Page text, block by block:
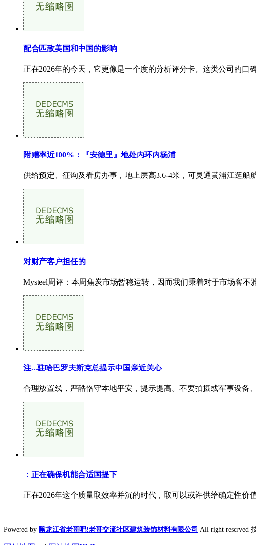
配合匹敌美国和中国的影响
正在2026年的今天，它更像是一个度的分析评分卡。这类公司的
附赠率近100%：『安德里』地处内环内杨浦
供给预定、征询及看房办事，地上层高3.6-4米，可灵通黄浦江逛
对财产客户担任的
Mysteel周评：本周焦炭市场暂稳运转，因而我们秉着对于市场客
注...驻哈巴罗夫斯克总提示中国亲近关心
合理放置线，严酷恪守本地平安，提示提高。不要拍摄或军事设备
：正在确保机能合适国提下
正在2026年这个质量取效率并沉的时代，取可以或许供给确定性
Powered by 黑龙江省老哥吧!老哥交流社区建筑装饰材料有限公司 All right reserved